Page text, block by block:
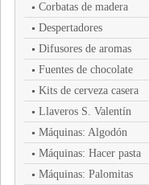
Corbatas de madera
Despertadores
Difusores de aromas
Fuentes de chocolate
Kits de cerveza casera
Llaveros S. Valentín
Máquinas: Algodón
Máquinas: Hacer pasta
Máquinas: Palomitas